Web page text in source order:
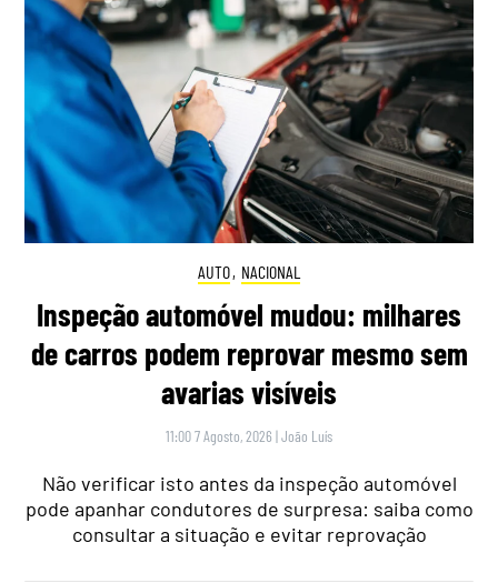
AUTO, NACIONAL
Inspeção automóvel mudou: milhares
de carros podem reprovar mesmo sem
avarias visíveis
11:00 7 Agosto, 2026 |João Luís
Não verificar isto antes da inspeção automóvel
pode apanhar condutores de surpresa: saiba como
consultar a situação e evitar reprovação